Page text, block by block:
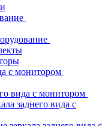
с монитором
вида с монитором
заднего вида с